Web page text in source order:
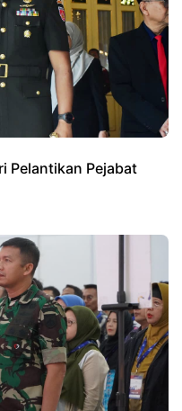
Pelantikan Pejabat